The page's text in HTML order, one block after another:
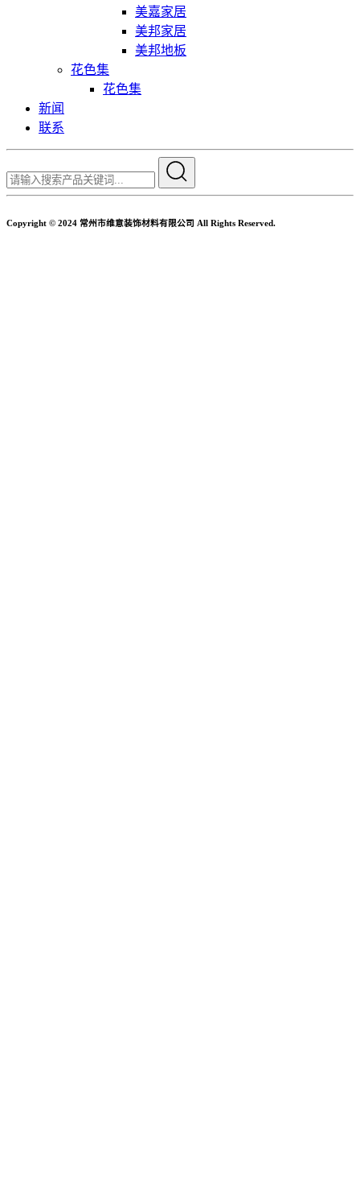
美嘉家居
美邦家居
美邦地板
花色集
花色集
新闻
联系
Copyright © 2024 常州市维意装饰材料有限公司 All Rights Reserved.